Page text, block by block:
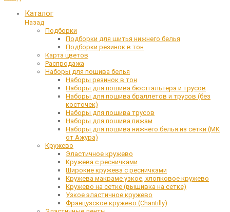
Каталог
Назад
Подборки
Подборки для шитья нижнего белья
Подборки резинок в тон
Карта цветов
Распродажа
Наборы для пошива белья
Наборы резинок в тон
Наборы для пошива бюстгальтера и трусов
Наборы для пошива браллетов и трусов (без
косточек)
Наборы для пошива трусов
Наборы для пошива пижам
Наборы для пошива нижнего белья из сетки (МК
от Ажура)
Кружево
Эластичное кружево
Кружева с ресничками
Широкие кружева с ресничками
Кружева макраме узкое, хлопковое кружево
Кружево на сетке (вышивка на сетке)
Узкое эластичное кружево
Французское кружево (Chantilly)